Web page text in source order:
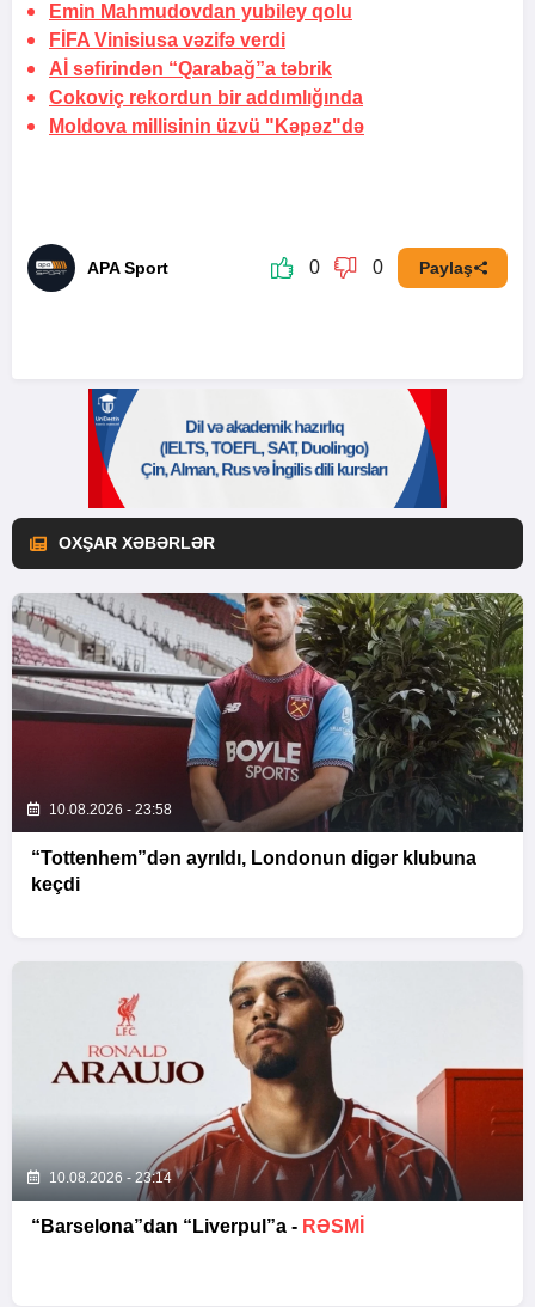
Emin Mahmudovdan yubiley qolu
FİFA Vinisiusa vəzifə verdi
Aİ səfirindən “Qarabağ”a təbrik
Cokoviç rekordun bir addımlığında
Moldova millisinin üzvü "Kəpəz"də
APA Sport 0 0 Paylaş
OXŞAR XƏBƏRLƏR
10.08.2026 - 23:58
“Tottenhem”dən ayrıldı, Londonun digər klubuna
keçdi
10.08.2026 - 23:14
“Barselona”dan “Liverpul”a - RƏSMİ